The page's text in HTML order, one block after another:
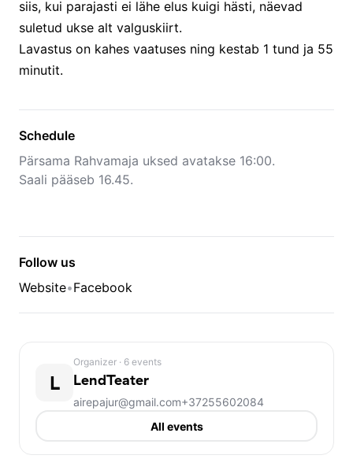
siis, kui parajasti ei lähe elus kuigi hästi, näevad
suletud ukse alt valguskiirt.
Lavastus on kahes vaatuses ning kestab 1 tund ja 55
minutit.
Schedule
Pärsama Rahvamaja uksed avatakse 16:00.
Saali pääseb 16.45.
Follow us
Website•Facebook
L
Organizer · 6 events
LendTeater
airepajur@gmail.com+37255602084
All events